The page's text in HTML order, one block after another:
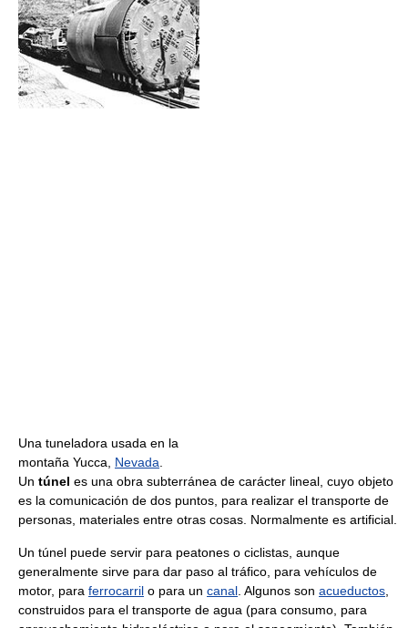
Una tuneladora usada en la
montaña Yucca, Nevada
Un túnel es una obra subterránea de carácter lineal, cuyo objeto
es la comunicación de dos puntos, para realizar el transporte de
personas, materiales entre otras cosas. Normalmente es artificial.
Un túnel puede servir para peatones o ciclistas, aunque
generalmente sirve para dar paso al tráfico, para vehículos de
motor, para ferrocarril o para un canal . Algunos son acueductos
construidos para el transporte de agua (para consumo, para